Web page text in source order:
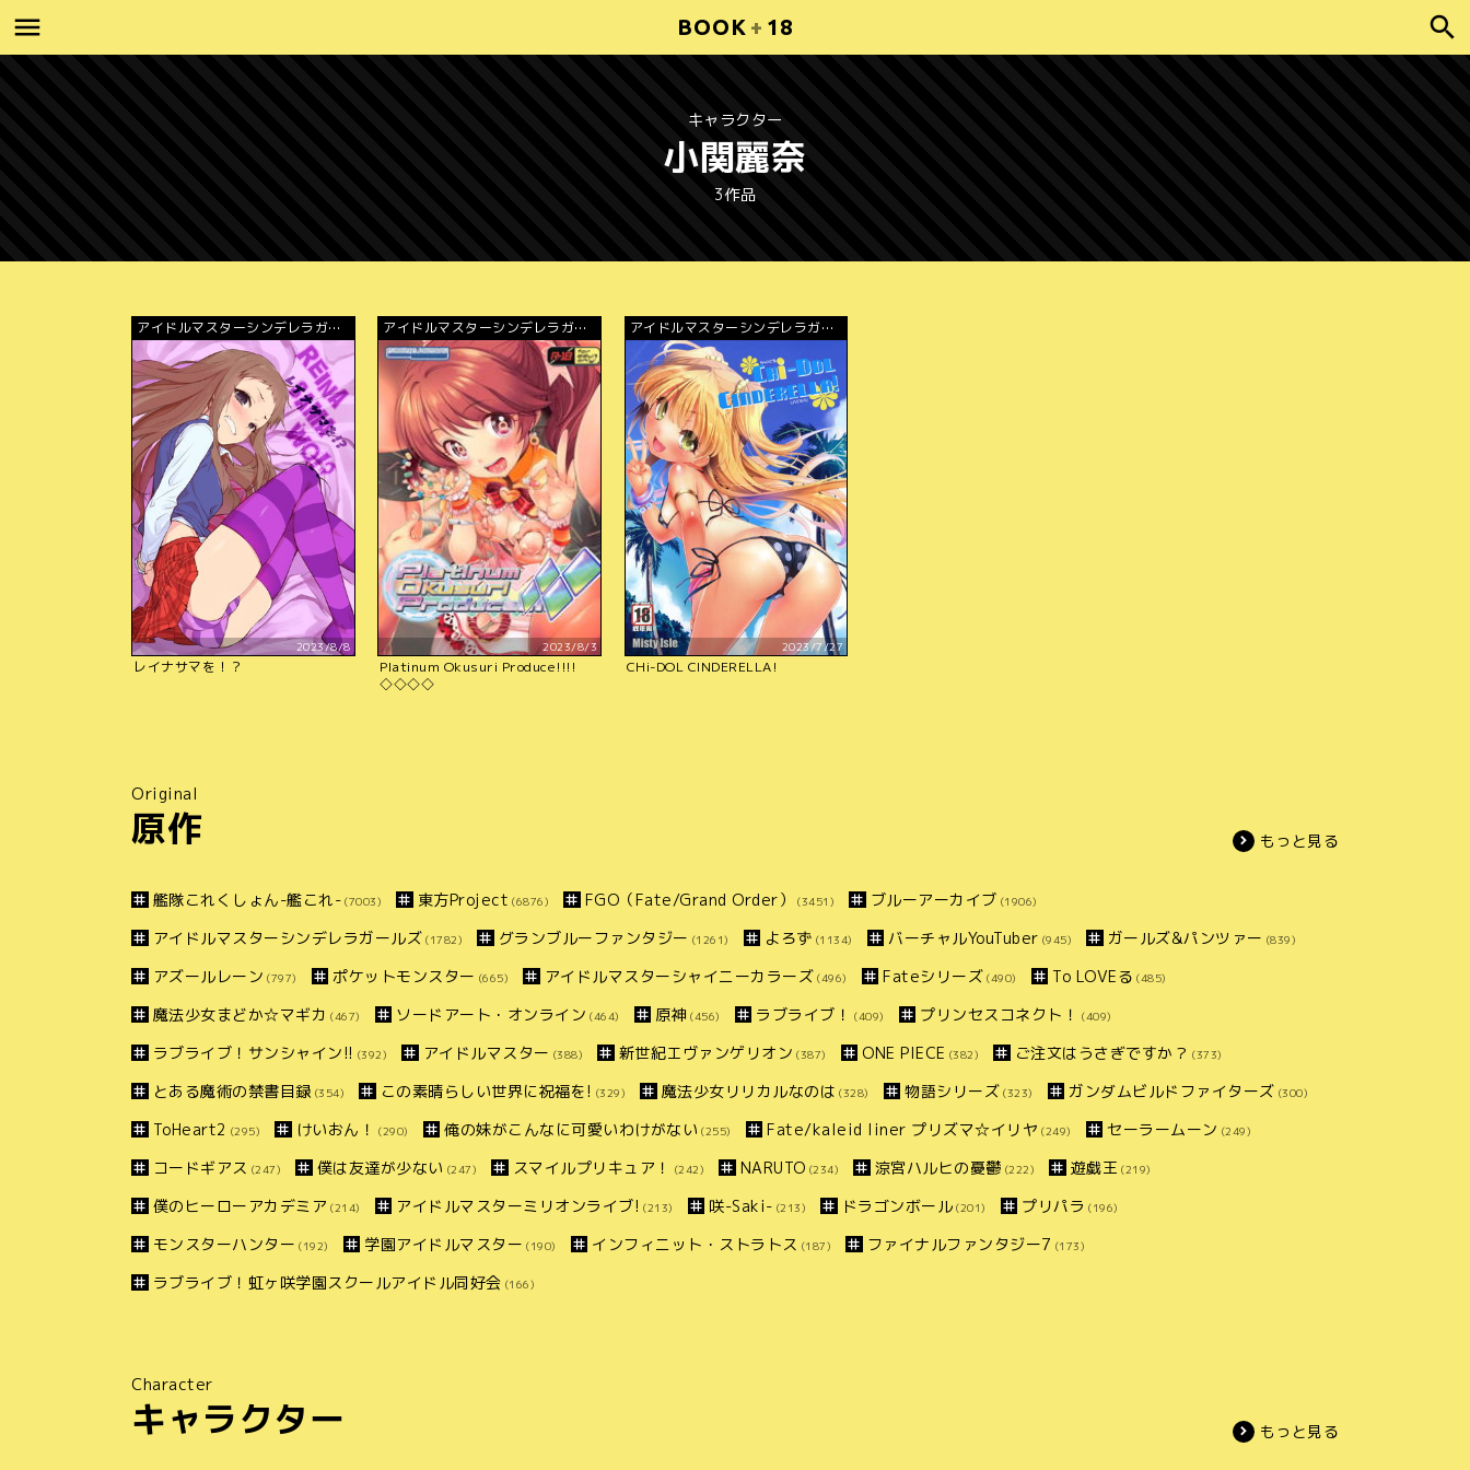
BOOK + 18
キャラクター
小関麗奈
3作品
アイドルマスターシンデレラガー
2023/8/8
レイナサマを！？
アイドルマスターシンデレラガー
ルズ
2023/8/3
Platinum Okusuri Produce!!!!
◇◇◇◇
アイドルマスターシンデレラガー
2023/7/27
CHi-DOL CINDERELLA!
Original
原作 もっと見る
艦隊これくしょん-艦これ- (7003) 東方Project (6876) FGO（Fate/Grand Order） (3451) ブルーアーカイブ (1906)
アイドルマスターシンデレラガールズ (1782) グランブルーファンタジー (1261) よろず (1134) バーチャルYouTuber (945) ガールズ&パンツァー (839)
アズールレーン (797) ポケットモンスター (665) アイドルマスターシャイニーカラーズ (496) Fateシリーズ (490) To LOVEる (485)
魔法少女まどか☆マギカ (467) ソードアート・オンライン (464) 原神 (456) ラブライブ！ (409) プリンセスコネクト！ (409)
ラブライブ！サンシャイン!! (392) アイドルマスター (388) 新世紀エヴァンゲリオン (387) ONE PIECE (382) ご注文はうさぎですか？ (373)
とある魔術の禁書目録 (354) この素晴らしい世界に祝福を! (329) 魔法少女リリカルなのは (328) 物語シリーズ (323) ガンダムビルドファイターズ (300)
ToHeart2 (295) けいおん！ (290) 俺の妹がこんなに可愛いわけがない (255) Fate/kaleid liner プリズマ☆イリヤ (249) セーラームーン (249)
コードギアス (247) 僕は友達が少ない (247) スマイルプリキュア！ (242) NARUTO (234) 涼宮ハルヒの憂鬱 (222) 遊戯王 (219)
僕のヒーローアカデミア (214) アイドルマスターミリオンライブ! (213) 咲-Saki- (213) ドラゴンボール (201) プリパラ (196)
モンスターハンター (192) 学園アイドルマスター (190) インフィニット・ストラトス (187) ファイナルファンタジー7 (173)
ラブライブ！虹ヶ咲学園スクールアイドル同好会 (166)
Character
キャラクター もっと見る